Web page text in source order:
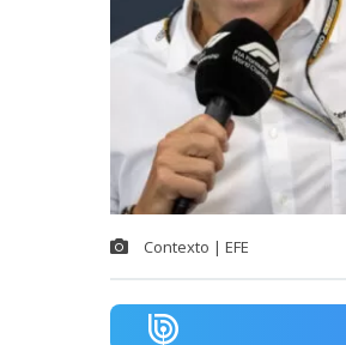
Contexto | EFE